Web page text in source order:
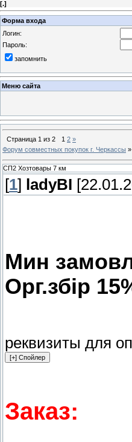
[.]
Форма входа
Логин:
Пароль:
запомнить
Меню сайта
Страница 1 из 2 1 2 »
Форум совместных покупок г. Черкассы »
СП2 Хозтовары 7 км
[1] ladyBI
Мин
Орг.збір
реквизиты для
Заказ: